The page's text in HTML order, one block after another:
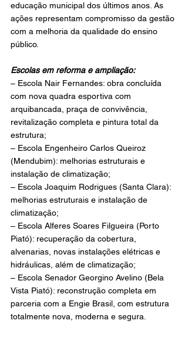
educação municipal dos últimos anos. As
ações representam compromisso da gestão
com a melhoria da qualidade do ensino
público.
Escolas em reforma e ampliação:
– Escola Nair Fernandes: obra concluída
com nova quadra esportiva com
arquibancada, praça de convivência,
revitalização completa e pintura total da
estrutura;
– Escola Engenheiro Carlos Queiroz
(Mendubim): melhorias estruturais e
instalação de climatização;
– Escola Joaquim Rodrigues (Santa Clara):
melhorias estruturais e instalação de
climatização;
– Escola Alferes Soares Filgueira (Porto
Piató): recuperação da cobertura,
alvenarias, novas instalações elétricas e
hidráulicas, além de climatização;
– Escola Senador Georgino Avelino (Bela
Vista Piató): reconstrução completa em
parceria com a Engie Brasil, com estrutura
totalmente nova, moderna e segura.